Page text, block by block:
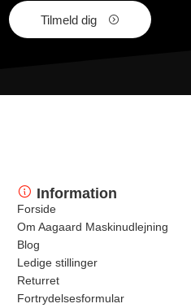
Tilmeld dig
Information
Forside
Om Aagaard Maskinudlejning
Blog
Ledige stillinger
Returret
Fortrydelsesformular